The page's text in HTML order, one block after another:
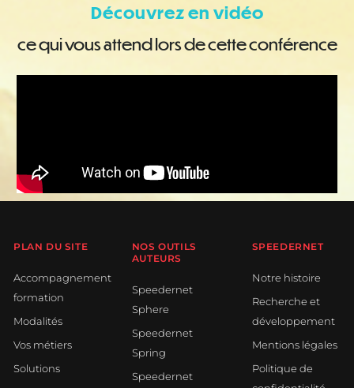
Découvrez en vidéo
ce qui vous attend lors de cette conférence
PLAN DU SITE
Accompagnement
formation
Modalités
Vos métiers
Solutions
NOS OUTILS
AUTEURS
Speedernet
Sphere
Speedernet
Spring
Speedernet
SPEEDERNET
Notre histoire
Recherche et
développement
Mentions légales
Politique de